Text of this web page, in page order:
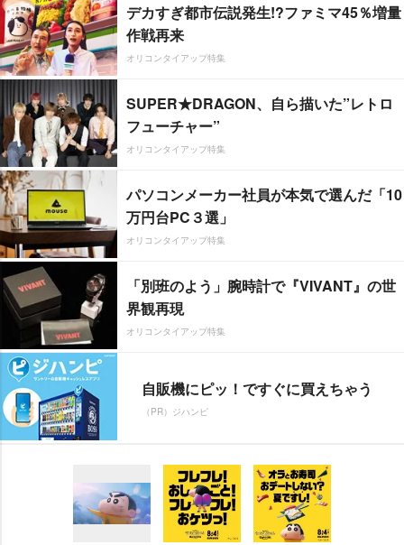
デカすぎ都市伝説発生!?ファミマ45％増量
作戦再来
オリコンタイアップ特集
SUPER★DRAGON、自ら描いた”レトロ
フューチャー”
オリコンタイアップ特集
パソコンメーカー社員が本気で選んだ「10
万円台PC３選」
オリコンタイアップ特集
「別班のよう」腕時計で『VIVANT』の世
界観再現
オリコンタイアップ特集
自販機にピッ！ですぐに買えちゃう
（PR）ジハンピ